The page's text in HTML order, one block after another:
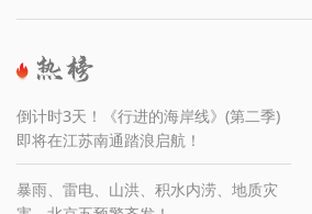
倒计时3天！《行进的海岸线》(第二季)
即将在江苏南通踏浪启航！
暴雨、雷电、山洪、积水内涝、地质灾